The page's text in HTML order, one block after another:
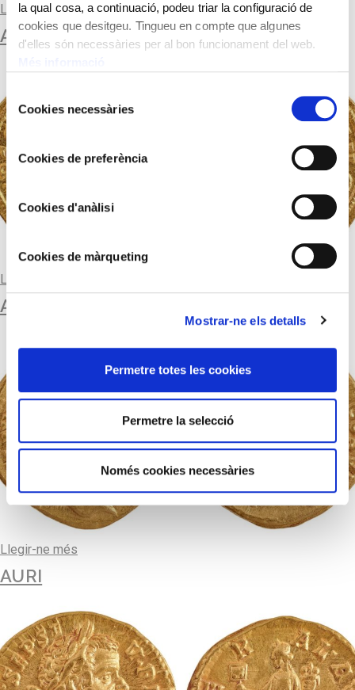
la qual cosa, a continuació, podeu triar la configuració de
cookies que desitgeu. Tingueu en compte que algunes
d'elles són necessàries per al bon funcionament del web.
deCookies necessàries
Cookies de preferència
Cookies d'anàlisi
Cookies de màrqueting
Mostrar-ne els detalls
Permetre totes les cookies
Permetre la selecció
Només cookies necessàries
Llegir-ne més
AURI
Llegir-ne més
AURI
Llegir-ne més
AURI